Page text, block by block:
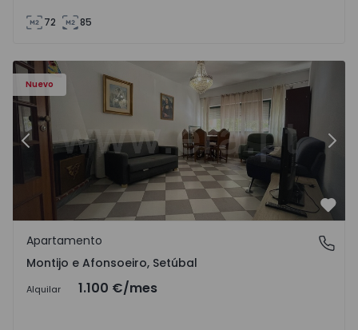
72 85
Nuevo
- 1
Apartamento T2 Montijo, Montijo e Afonsoeiro -
Anterior
Montijo e Afonsoeiro, Setúbal
Apartamento
Montijo e Afonsoeiro, Setúbal
Alquilar 1.100 €/mes